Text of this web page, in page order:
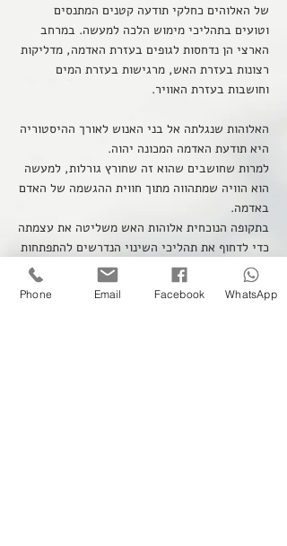
של האלוהים כחלקי תודעה קטנים המתנסים
וטועים בתהליכי מימוש הלכה למעשה. במרחב
הארצי הן נדחסות לגופים בעזרת האדמה, מדליקות
רצונות בעזרת האש, מרגישות בעזרת המים
וחושבות בעזרת האוויר.
האלוהות שנגלתה אל בני האנוש לאורך ההיסטוריה
היא תודעת האדמה המכונה יהוה.
למרות שחושבים שהוא זה שחורץ גורלות, למעשה
הוא הוויה שמתהווה מתוך חווית ההגשמה של האדם
באדמה.
בתקופה הנוכחית אלוהות האש משליטה את עצמתה
כדי לדחוף את תהליכי השינוי הנדרשים להתפתחות
הבריאה. היא פועלת על חלקי התודעה של כל בני
האדם ומעוררת רצון עז לעצמאות וחדשנות.
Phone Email Facebook WhatsApp